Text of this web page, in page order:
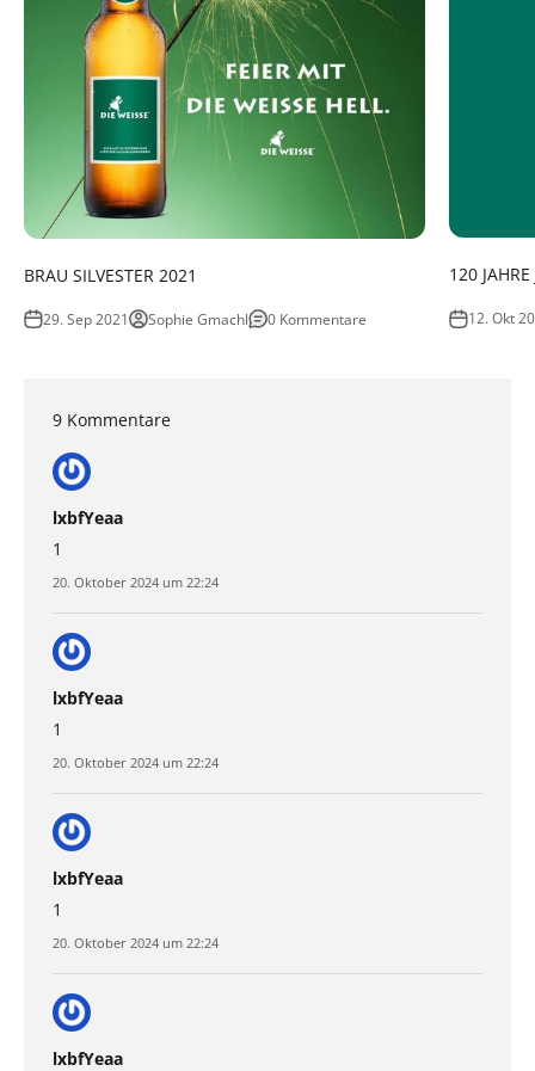
BRAU SILVESTER 2021
29. Sep 2021 Sophie Gmachl 0 Kommentare
120
12. Okt
9 Kommentare
lxbfYeaa
1
20. Oktober 2024 um 22:24
lxbfYeaa
1
20. Oktober 2024 um 22:24
lxbfYeaa
1
20. Oktober 2024 um 22:24
lxbfYeaa